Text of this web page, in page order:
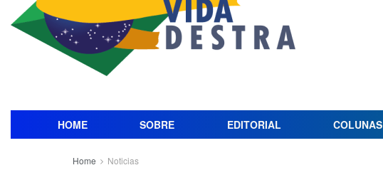
HOME SOBRE EDITORIAL COLUNAS
Home Noticias